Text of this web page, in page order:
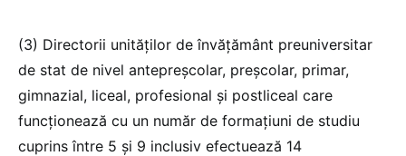
(3) Directorii unităților de învățământ preuniversitar
de stat de nivel antepreșcolar, preșcolar, primar,
gimnazial, liceal, profesional și postliceal care
funcționează cu un număr de formațiuni de studiu
cuprins între 5 și 9 inclusiv efectuează 14